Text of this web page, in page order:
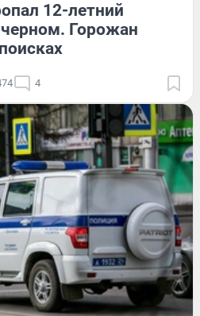
12-летний
Горожан
4